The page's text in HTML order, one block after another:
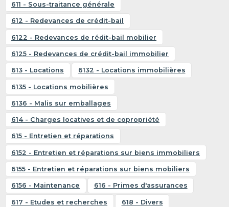
611 - Sous-traitance générale
612 - Redevances de crédit-bail
6122 - Redevances de rédit-bail mobilier
6125 - Redevances de crédit-bail immobilier
613 - Locations 6132 - Locations immobilières
6135 - Locations mobilières
6136 - Malis sur emballages
614 - Charges locatives et de copropriété
615 - Entretien et réparations
6152 - Entretien et réparations sur biens immobiliers
6155 - Entretien et réparations sur biens mobiliers
6156 - Maintenance 616 - Primes d'assurances
617 - Etudes et recherches 618 - Divers